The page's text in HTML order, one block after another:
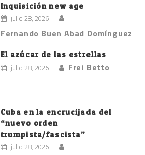
Inquisición new age
julio 28, 2026
Fernando Buen Abad Domínguez
El azúcar de las estrellas
julio 28, 2026 Frei Betto
Cuba en la encrucijada del
“nuevo orden
trumpista/fascista”
julio 28, 2026